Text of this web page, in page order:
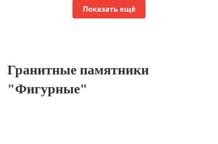
Показать ещё
Гранитные памятники
"Фигурные"